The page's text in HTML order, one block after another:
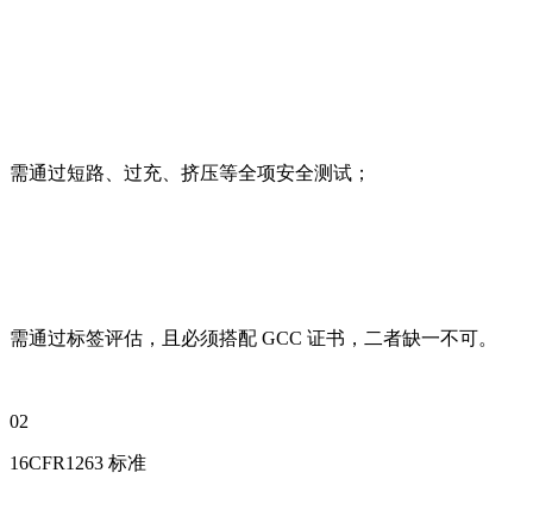
需通过短路、过充、挤压等全项安全测试；
需通过标签评估，且必须搭配 GCC 证书，二者缺一不可。
02
16CFR1263 标准